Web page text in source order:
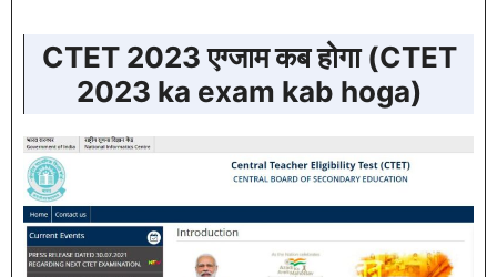
CTET 2023 एग्जाम कब होगा (CTET
2023 ka exam kab hoga)